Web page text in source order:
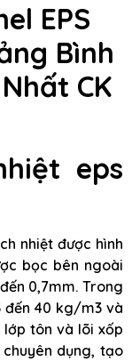
EPS
Bình
CK
eps
nhiệt được hình
bọc bên ngoài
0,7mm. Trong
đến 40 kg/m3 và
lớp tôn và lõi xốp
dụng, tạo